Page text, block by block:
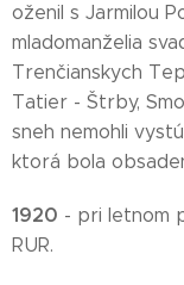
oženil s Jarmilou
mladomanželia
Trenčianskych
Tatier - Štrby,
sneh nemohli
ktorá bola
1920 - pri letnom
RUR.